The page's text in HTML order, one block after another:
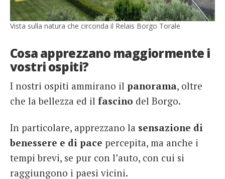
Vista sulla natura che circonda il Relais Borgo Torale
Cosa apprezzano maggiormente i
vostri ospiti?
I nostri ospiti ammirano il panorama, oltre
che la bellezza ed il fascino del Borgo.
In particolare, apprezzano la sensazione di
benessere e di pace percepita, ma anche i
tempi brevi, se pur con l’auto, con cui si
raggiungono i paesi vicini.